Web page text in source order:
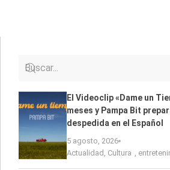
El Videoclip «Dame un
meses y Pampa Bit
despedida en el Español
5 agosto, 2026
Actualidad Cultura